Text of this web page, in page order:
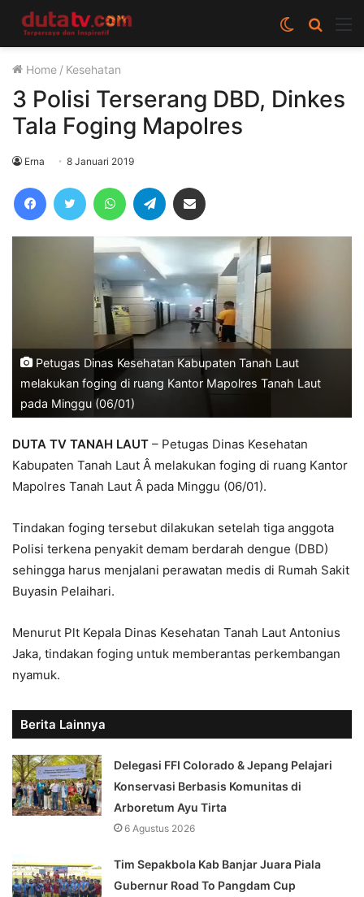
Cari
berita
Switch
skin
Home / Kesehatan
3 Polisi Terserang DBD, Dinkes
Tala Foging Mapolres
Erna 8 Januari 2019
FacebookTwitter WhatsAppTelegram
Petugas Dinas Kesehatan Kabupaten Tanah Laut
melakukan foging di ruang Kantor Mapolres Tanah Laut
pada Minggu (06/01)
DUTA TV TANAH LAUT – Petugas Dinas Kesehatan
Kabupaten Tanah Laut Â melakukan foging di ruang Kantor
Mapolres Tanah Laut Â pada Minggu (06/01).
Tindakan foging tersebut dilakukan setelah tiga anggota
Polisi terkena penyakit demam berdarah dengue (DBD)
sehingga harus menjalani perawatan medis di Rumah Sakit
Buyasin Pelaihari.
Menurut Plt Kepala Dinas Kesehatan Tanah Laut Antonius
Jaka, tindakan foging untuk memberantas perkembangan
nyamuk.
Berita Lainnya
Delegasi FFI Colorado & Jepang Pelajari
Konservasi Berbasis Komunitas di
Arboretum Ayu Tirta
6 Agustus 2026
Tim Sepakbola Kab Banjar Juara Piala
Gubernur Road To Pangdam Cup